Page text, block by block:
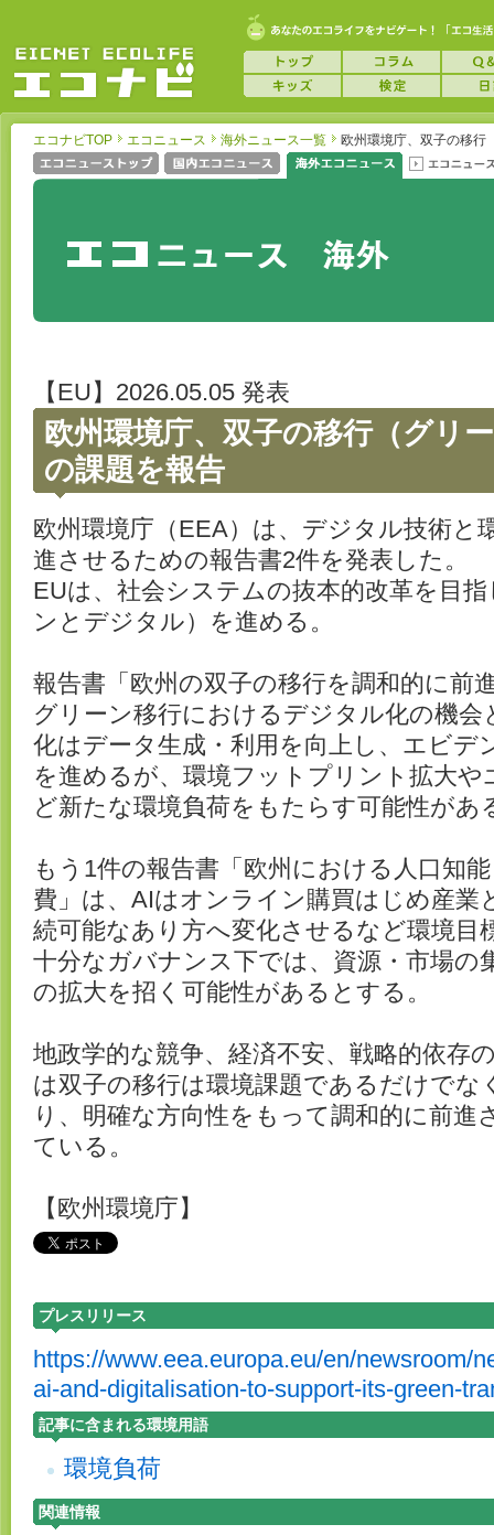
エコナビTOP エコニュース 海外ニュース一覧 欧州環境庁、双子の移行
【EU】2026.05.05 発表
欧州環境庁、双子の移行（グリ
の課題を報告
欧州環境庁（EEA）は、デジタル技術と
進させるための報告書2件を発表した。
EUは、社会システムの抜本的改革を目
ンとデジタル）を進める。
報告書「欧州の双子の移行を調和的に前
グリーン移行におけるデジタル化の機会
化はデータ生成・利用を向上し、エビデ
を進めるが、環境フットプリント拡大や
ど新たな環境負荷をもたらす可能性があ
もう1件の報告書「欧州における人口知
費」は、AIはオンライン購買はじめ産業
続可能なあり方へ変化させるなど環境目
十分なガバナンス下では、資源・市場の
の拡大を招く可能性があるとする。
地政学的な競争、経済不安、戦略的依存
は双子の移行は環境課題であるだけでな
り、明確な方向性をもって調和的に前進
ている。
【欧州環境庁】
プレスリリース
https://www.eea.europa.eu/en/newsroom/
ai-and-digitalisation-to-support-its-green-
記事に含まれる環境用語
環境負荷
関連情報